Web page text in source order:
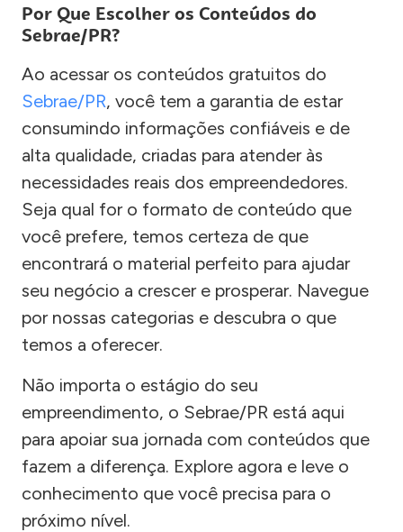
Por Que Escolher os Conteúdos do
Sebrae/PR?
Ao acessar os conteúdos gratuitos do
Sebrae/PR, você tem a garantia de estar
consumindo informações confiáveis e de
alta qualidade, criadas para atender às
necessidades reais dos empreendedores.
Seja qual for o formato de conteúdo que
você prefere, temos certeza de que
encontrará o material perfeito para ajudar
seu negócio a crescer e prosperar. Navegue
por nossas categorias e descubra o que
temos a oferecer.
Não importa o estágio do seu
empreendimento, o Sebrae/PR está aqui
para apoiar sua jornada com conteúdos que
fazem a diferença. Explore agora e leve o
conhecimento que você precisa para o
próximo nível.